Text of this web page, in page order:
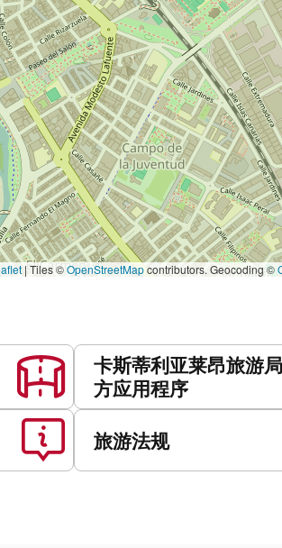
| Tiles ©OpenStreetMapcontributors. Geocoding ©
卡斯蒂利亚莱昂旅游
方应用程序
旅游法规